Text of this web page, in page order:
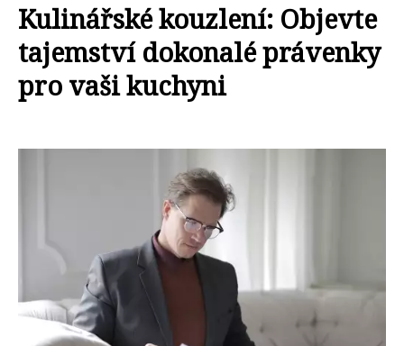
Kulinářské kouzlení: Objevte
tajemství dokonalé právenky
pro vaši kuchyni